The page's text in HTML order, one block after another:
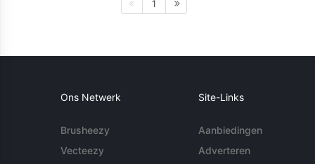
1
Ons Netwerk
Brusheezy
Vecteezy
Site-Links
Aanbiedingen
Adverteren